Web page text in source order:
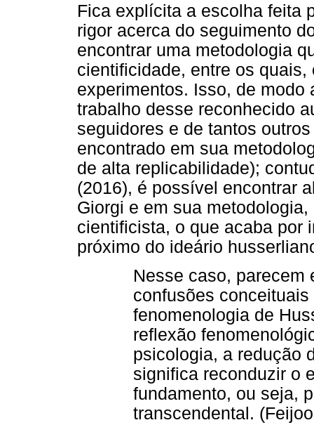
Fica explícita a escolha feita
rigor acerca do seguimento
encontrar uma metodologia
cientificidade, entre os
experimentos. Isso, de
trabalho desse reconhecido
seguidores e de tantos
encontrado em sua
de alta replicabilidade);
(2016), é possível encontrar
Giorgi e em sua
cientificista, o que acaba por
próximo do ideário
Nesse caso, parecem
confusões
fenomenologia de
reflexão
psicologia, a redução
significa reconduzir o
fundamento, ou seja,
transcendental.